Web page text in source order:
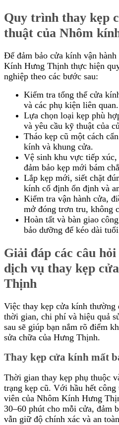
Quy trình thay kẹp
thuật của Nhôm
Để đảm bảo cửa kính vận
Kính Hưng Thịnh thực hiện
nghiệp theo các bước sau:
Kiểm tra tổng thể cửa
và các phụ kiện liên quan.
Lựa chọn loại kẹp phù
và yêu cầu kỹ thuật của
Tháo kẹp cũ một cách
kính và khung cửa.
Vệ sinh khu vực tiếp
đảm bảo kẹp mới bám
Lắp kẹp mới, siết chặt
kính cố định ổn định và
Kiểm tra vận hành cửa,
mở đóng trơn tru, không
Hoàn tất và bàn giao
bảo dưỡng để kéo dài
Giải đáp các câu
dịch vụ thay kẹp
Thịnh
Việc thay kẹp cửa kính thường
thời gian, chi phí và hiệu quả
sau sẽ giúp bạn nắm rõ điểm
sửa chữa của Hưng Thịnh.
Thay kẹp cửa kính mất
Thời gian thay kẹp phụ thuộc
trạng kẹp cũ. Với hầu hết
viên của Nhôm Kính Hưng
30–60 phút cho mỗi cửa, đảm
vẫn giữ độ chính xác và an